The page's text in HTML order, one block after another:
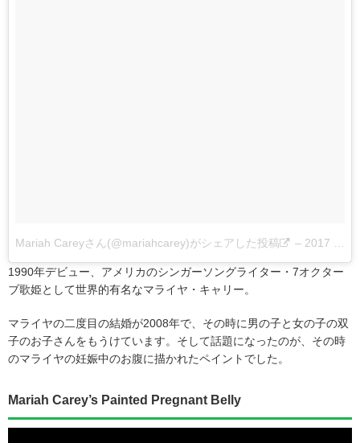
Mariah Careyさん(@mariahcarey)がシェアした投稿 – 2017 4月 30 4:05午後 PDT
1990年デビュー、アメリカのシンガーソングライター・7オクター
ブ歌姫として世界的有名なマライヤ・キャリー。
マライヤの二度目の結婚が2008年で、その時に男の子と女の子の双
子のお子さんをもうけています。そして話題になったのが、その時
のマライヤの妊娠中のお腹に描かれたペイントでした。
Mariah Carey’s Painted Pregnant Belly